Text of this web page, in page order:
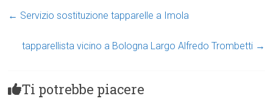
← Servizio sostituzione tapparelle a Imola
tapparellista vicino a Bologna Largo Alfredo Trombetti →
Ti potrebbe piacere